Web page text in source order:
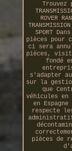
Trouvez
ROVER
SPORT
pièces pour
ci sera
pièces,
fondé
s'adapter
sur la
que
véhicules
en
respecte
pièces de